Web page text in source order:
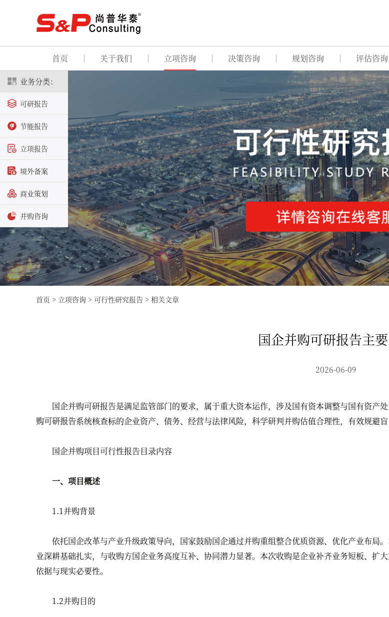
业务分类：
可研报告
节能报告
立项报告
境外备案
商业策划
并购咨询
首页 关于我们 立项咨询 决策咨询 规划咨询 评估咨询
首页 > 立项咨询 > 可行性研究报告 > 相关文章
国企并购可研报告主
2026-06-09
国企并购可研报告是满足监管部门的要求，属于重大资本运作，涉及国有资本调整与国有资产处
购可研报告系统核查标的企业资产、债务、经营与法律风险，科学研判并购估值合理性，有效规避
国企并购项目可行性报告目录内容
一、项目概述
1.1并购背景
依托国企改革与产业升级政策导向，国家鼓励国企通过并购重组整合优质资源、优化产业布局
业深耕基础扎实，与收购方国企业务高度互补、协同潜力显著。本次收购是企业补齐业务短板、扩
依据与现实必要性。
1.2并购目的